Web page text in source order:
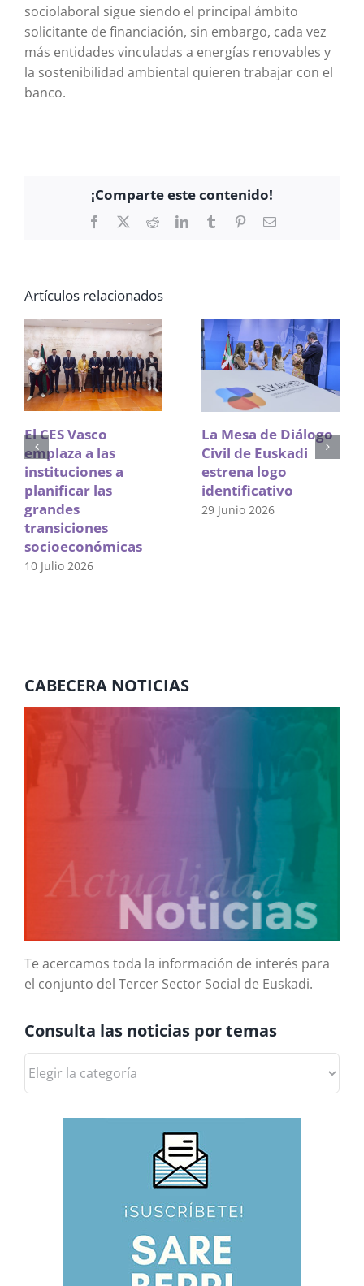
sociolaboral sigue siendo el principal ámbito
solicitante de financiación, sin embargo, cada vez
más entidades vinculadas a energías renovables y
la sostenibilidad ambiental quieren trabajar con el
banco.
¡Comparte este contenido!
Facebook RedditLinkedInTumblr PinterestCorreo
Artículos relacionados
El CES Vasco
emplaza a las
instituciones a
planificar las
grandes
transiciones
socioeconómicas
10 Julio 2026
La Mesa de Diálogo
Civil de Euskadi
estrena logo
identificativo
29 Junio 2026
CABECERA NOTICIAS
Te acercamos toda la información de interés para
el conjunto del Tercer Sector Social de Euskadi.
Consulta las noticias por temas
las